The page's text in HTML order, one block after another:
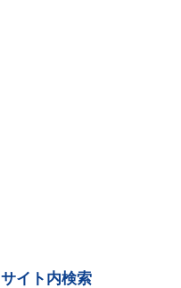
サイト内検索